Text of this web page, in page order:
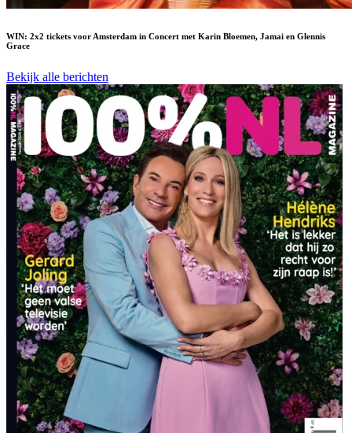
WIN: 2x2 tickets voor Amsterdam in Concert met Karin Bloemen, Jamai en Glennis
Grace
Bekijk alle berichten